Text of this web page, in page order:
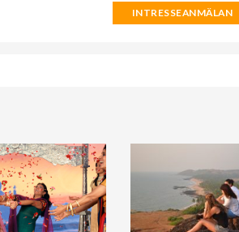
INTRESSEANMÄLAN